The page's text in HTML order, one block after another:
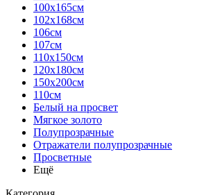
100х165см
102х168см
106см
107см
110х150см
120х180см
150х200см
110см
Белый на просвет
Мягкое золото
Полупрозрачные
Отражатели полупрозрачные
Просветные
Ещё